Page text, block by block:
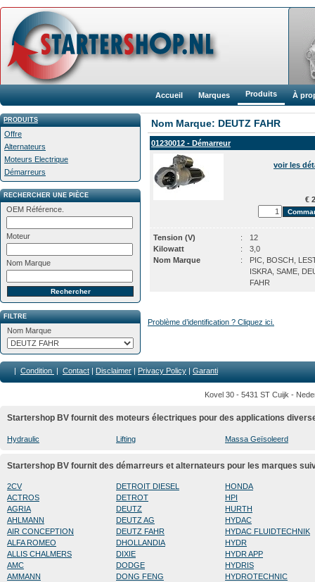
Accueil Marques Produits À
PRODUITS
Offre
Alternateurs
Moteurs Electrique
Démarreurs
RECHERCHER UNE PIÈCE
OEM Référence.
Moteur
Nom Marque
FILTRE
Nom Marque
Nom Marque: DEUTZ FAHR
01230012 - Démarreur
voir les
€
Tension (V) :
12
Kilowatt
:
3,0
Nom Marque
:
PIC, BOSCH,
ISKRA, SAME,
FAHR
Problème d’identification ? Cliquez ici.
| Condition | Contact | Disclaimer | Privacy Policy | Garanti
Kovel 30 - 5431 ST Cuijk -
Startershop BV fournit des moteurs électriques pour des applications
Hydraulic Lifting Massa Geïsoleerd
Startershop BV fournit des démarreurs et alternateurs pour les marques
2CV
ACTROS
AGRIA
AHLMANN
AIR CONCEPTION
ALFA ROMEO
ALLIS CHALMERS
AMC
AMMANN
DETROIT DIESEL
DETROT
DEUTZ
DEUTZ AG
DEUTZ FAHR
DHOLLANDIA
DIXIE
DODGE
DONG FENG
HONDA
HPI
HURTH
HYDAC
HYDAC FLUIDTECHNIK
HYDR
HYDR APP
HYDRIS
HYDROTECHNIC